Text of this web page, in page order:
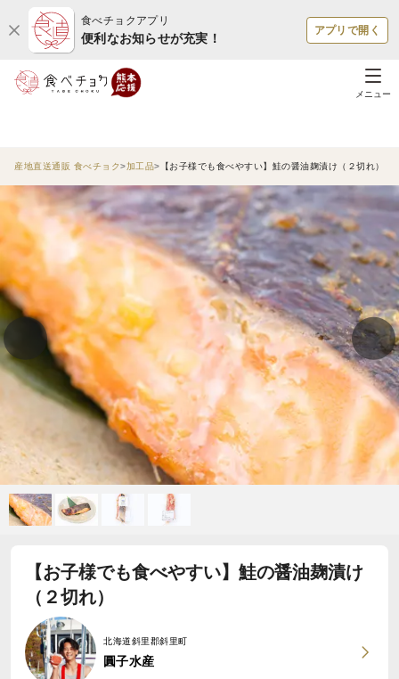
食べチョクアプリ
便利なお知らせが充実！
アプリで開く
メニュー
産地直送通販 食べチョク 加工品 【お子様でも食べやすい】鮭の醤油麹漬け（２切れ）
【お子様でも食べやすい】鮭の醤油麹漬け
（２切れ）
北海道斜里郡斜里町
圓子水産